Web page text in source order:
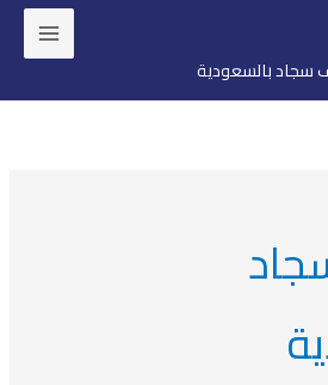
سجاد بالسعودية